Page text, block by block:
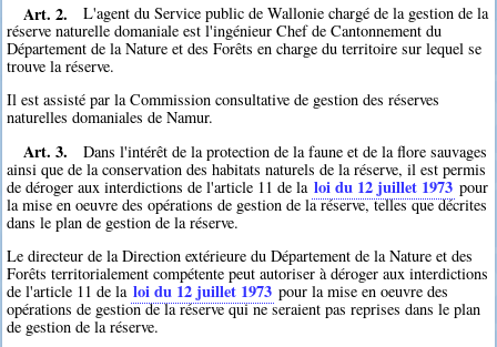
Art. 2.
L'agent du Service public de Wallonie chargé de la gestion de la
réserve naturelle domaniale est l'ingénieur Chef de Cantonnement du
Département de la Nature et des Forêts en charge du territoire sur lequel se
trouve la réserve.
Il est assisté par la Commission consultative de gestion des réserves
naturelles domaniales de Namur.
Art. 3.
Dans l'intérêt de la protection de la faune et de la flore sauvages
ainsi que de la conservation des habitats naturels de la réserve, il est permis
de déroger aux interdictions de l'article 11 de la loi du 12 juillet 1973 pour
la mise en oeuvre des opérations de gestion de la réserve, telles que décrites
dans le plan de gestion de la réserve.
Le directeur de la Direction extérieure du Département de la Nature et des
Forêts territorialement compétente peut autoriser à déroger aux interdictions
de l'article 11 de la loi du 12 juillet 1973 pour la mise en oeuvre des
opérations de gestion de la réserve qui ne seraient pas reprises dans le plan
de gestion de la réserve.